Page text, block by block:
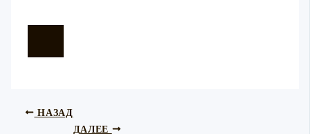
НАЗАД
ДАЛЕЕ